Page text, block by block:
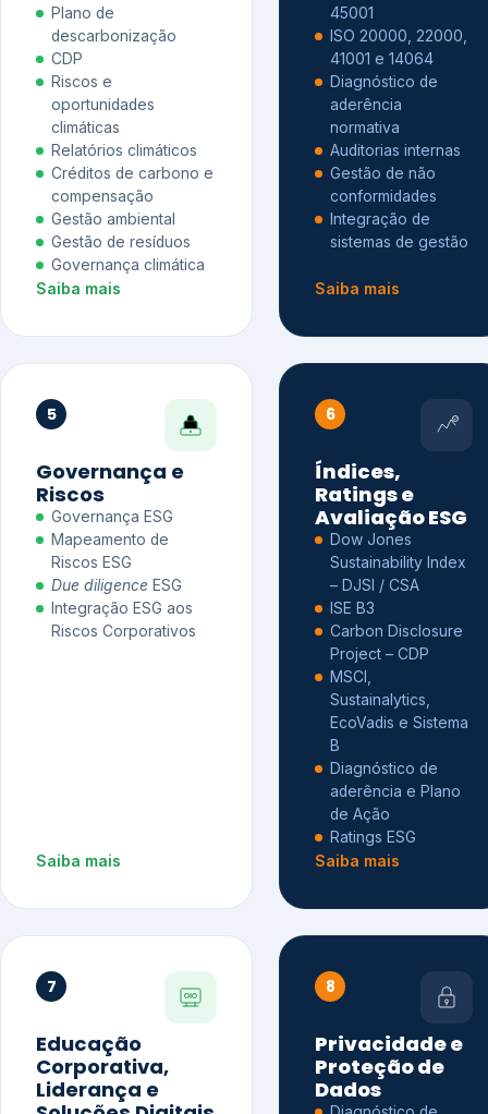
Plano de
descarbonização
CDP
Riscos e
oportunidades
climáticas
Relatórios climáticos
Créditos de carbono e
compensação
Gestão ambiental
Gestão de resíduos
Governança climática
Saiba mais
45001
ISO 20000, 22000,
41001 e 14064
Diagnóstico de
aderência
normativa
Auditorias internas
Gestão de não
conformidades
Integração de
sistemas de gestão
Saiba mais
5
Governança e
Riscos
Governança ESG
Mapeamento de
Riscos ESG
Due diligence ESG
Integração ESG aos
Riscos Corporativos
Saiba mais
6
Índices,
Ratings e
Avaliação ESG
Dow Jones
Sustainability Index
– DJSI / CSA
ISE B3
Carbon Disclosure
Project – CDP
MSCI,
Sustainalytics,
EcoVadis e Sistema
B
Diagnóstico de
aderência e Plano
de Ação
Ratings ESG
Saiba mais
7
Educação
Corporativa,
Liderança e
8
Privacidade e
Proteção de
Dados